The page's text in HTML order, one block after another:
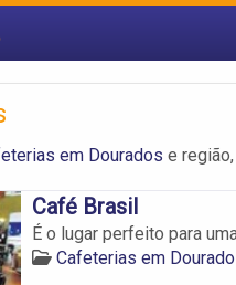
em Dourados e
Café Brasil
É o lugar perfeito para
Cafeterias em